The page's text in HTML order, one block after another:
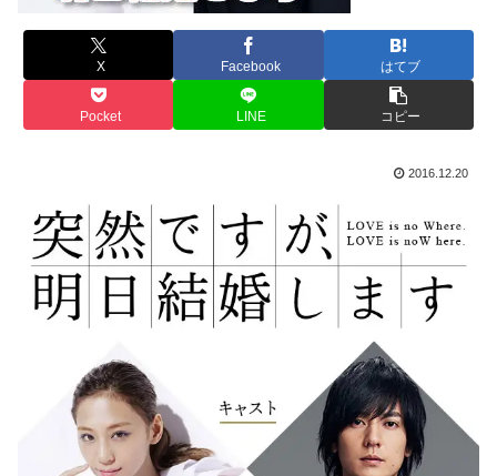
X Facebook はてブ
Pocket LINE コピー
2016.12.20